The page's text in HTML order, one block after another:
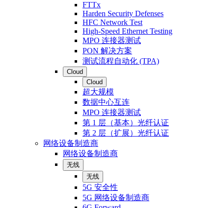
FTTx
Harden Security Defenses
HFC Network Test
High-Speed Ethernet Testing
MPO 连接器测试
PON 解决方案
测试流程自动化 (TPA)
Cloud
Cloud
超大规模
数据中心互连
MPO 连接器测试
第 1 层（基本）光纤认证
第 2 层（扩展）光纤认证
网络设备制造商
网络设备制造商
无线
无线
5G 安全性
5G 网络设备制造商